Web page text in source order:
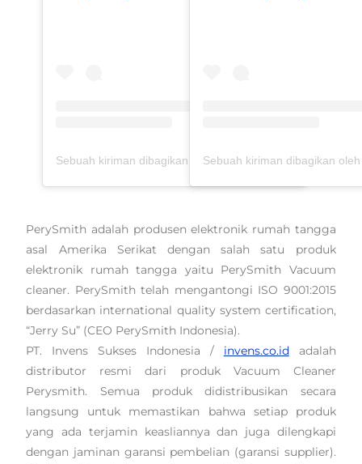
Sebuah kiriman dibagikan oleh Tyas Mirasih (@tyasmirasih)
PerySmith adalah produsen elektronik rumah tangga
asal Amerika Serikat dengan salah satu produk
elektronik rumah tangga yaitu PerySmith Vacuum
cleaner. PerySmith telah mengantongi ISO 9001:2015
berdasarkan international quality system certification,
“Jerry Su” (CEO PerySmith Indonesia).
PT. Invens Sukses Indonesia / invens.co.idadalah
distributor resmi dari produk Vacuum Cleaner
Perysmith. Semua produk didistribusikan secara
langsung untuk memastikan bahwa setiap produk
yang ada terjamin keasliannya dan juga dilengkapi
dengan jaminan garansi pembelian (garansi supplier).